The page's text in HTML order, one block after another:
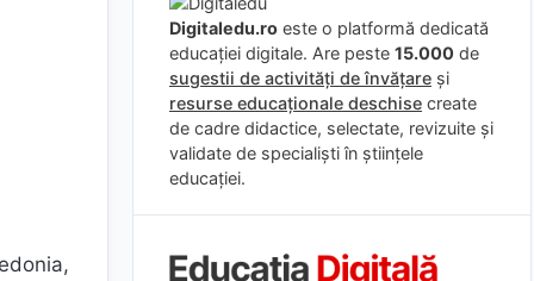
Digitaledu.ro este o platformă dedicată
educației digitale. Are peste 15.000 de
sugestii de activități de învățare și
resurse educaționale deschise create
de cadre didactice, selectate, revizuite și
validate de specialiști în științele
educației.